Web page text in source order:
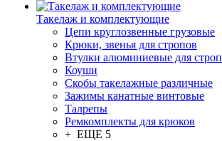
Такелаж и комплектующие
Цепи круглозвенные грузовые
Крюки, звенья для стропов
Втулки алюминиевые для строп
Коуши
Скобы такелажные различные
Зажимы канатные винтовые
Талрепы
Ремкомплекты для крюков
+ ЕЩЕ 5